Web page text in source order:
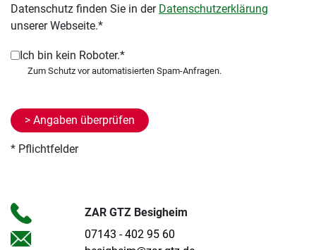
Datenschutz finden Sie in der Datenschutzerklärung
unserer Webseite.*
Ich bin kein Roboter.*
* Pflichtfelder
ZAR GTZ Besigheim
07143 - 402 95 60